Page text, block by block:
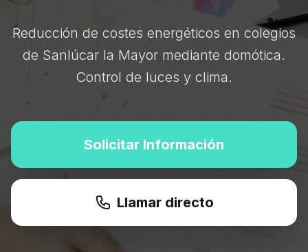
Reducción de costes energéticos en colegios
de Sanlúcar la Mayor mediante domótica.
Control de luces y clima.
Solicitar Información
Llamar directo